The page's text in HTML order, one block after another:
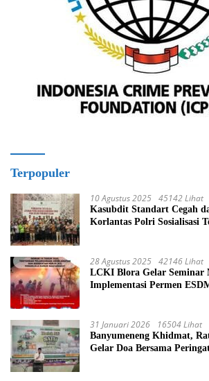
Terpopuler
10 Agustus 2025 45142 Lihat
Kasubdit Standart Cegah
Korlantas Polri Sosialisasi
28 Agustus 2025 42146 Lihat
LCKI Blora Gelar Seminar
Implementasi Permen
Masyarakat
31 Januari 2026 16504 Lihat
Banyumeneng Khidmat,
Gelar Doa Bersama